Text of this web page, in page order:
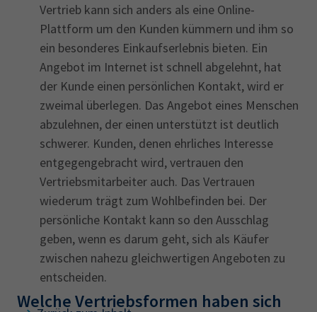
Vertrieb kann sich anders als eine Online-
Plattform um den Kunden kümmern und ihm so
ein besonderes Einkaufserlebnis bieten. Ein
Angebot im Internet ist schnell abgelehnt, hat
der Kunde einen persönlichen Kontakt, wird er
zweimal überlegen. Das Angebot eines Menschen
abzulehnen, der einen unterstützt ist deutlich
schwerer. Kunden, denen ehrliches Interesse
entgegengebracht wird, vertrauen den
Vertriebsmitarbeiter auch. Das Vertrauen
wiederum trägt zum Wohlbefinden bei. Der
persönliche Kontakt kann so den Ausschlag
geben, wenn es darum geht, sich als Käufer
zwischen nahezu gleichwertigen Angeboten zu
entscheiden.
Welche Vertriebsformen haben sich